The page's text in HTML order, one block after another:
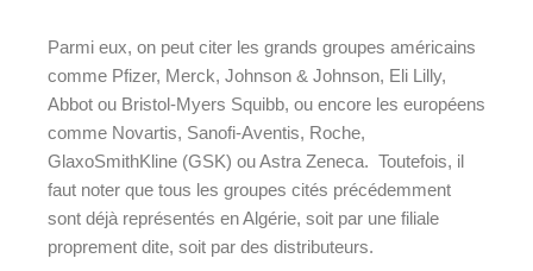
Parmi eux, on peut citer les grands groupes américains
comme Pfizer, Merck, Johnson & Johnson, Eli Lilly,
Abbot ou Bristol-Myers Squibb, ou encore les européens
comme Novartis, Sanofi-Aventis, Roche,
GlaxoSmithKline (GSK) ou Astra Zeneca. Toutefois, il
faut noter que tous les groupes cités précédemment
sont déjà représentés en Algérie, soit par une filiale
proprement dite, soit par des distributeurs.